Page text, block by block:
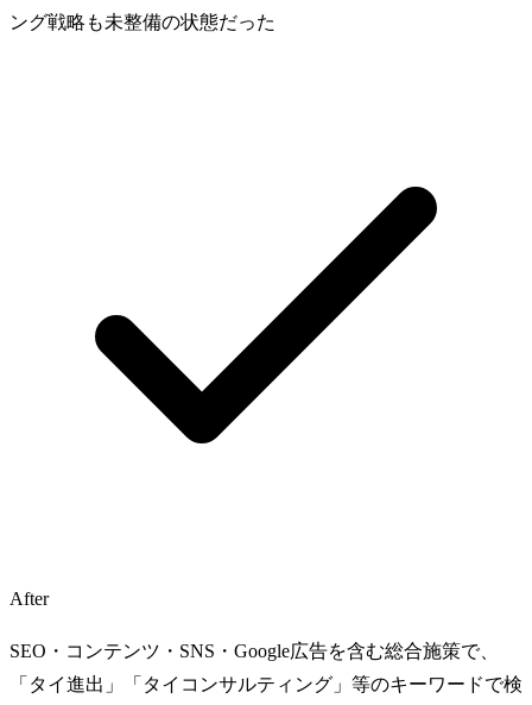
ング戦略も未整備の状態だった
After
SEO・コンテンツ・SNS・Google広告を含む総合施策で、
「タイ進出」「タイコンサルティング」等のキーワードで検